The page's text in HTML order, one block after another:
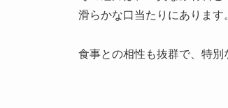
滑らかな口当たりにあります
食事との相性も抜群で、特別